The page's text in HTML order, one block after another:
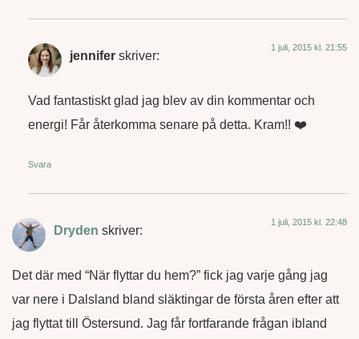
jennifer skriver:
1 juli, 2015 kl. 21:55
Vad fantastiskt glad jag blev av din kommentar och
energi! Får återkomma senare på detta. Kram!! ❤️
Svara
Dryden skriver:
1 juli, 2015 kl. 22:48
Det där med “När flyttar du hem?” fick jag varje gång jag
var nere i Dalsland bland släktingar de första åren efter att
jag flyttat till Östersund. Jag får fortfarande frågan ibland